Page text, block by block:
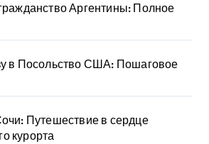
Аргентины: Полное
в Посольство США: Пошаговое
Путешествие в сердце
курорта